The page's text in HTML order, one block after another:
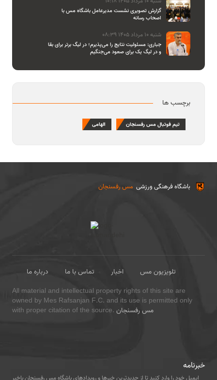
گزارش تصویری نشست مدیرعامل باشگاه مس با
اصحاب رسانه
شنبه 10 مرداد 1405 08:39
جباری: مسئولیت نتایج را می‌پذیرم؛ در لیگ برتر برای بقا
و در لیگ یک برای صعود می‌جنگیم
برچسب ها
تیم فوتبال مس رفسنجان الهامی
مس رفسنجان باشگاه فرهنگی ورزشی
درباره ما تماس با ما اخبار
تلویزیون مس
All material and intellectual property rights of this site are
owned by Mes Rafsanjan F.C. and its use is permitted only
with proper citation of the source. مس رفسنجان
خبرنامه
ایمیل خود را وارد کنید تا از جدیدترین خبرها و رویدادهای باشگاه مس رفسنجان باخبر